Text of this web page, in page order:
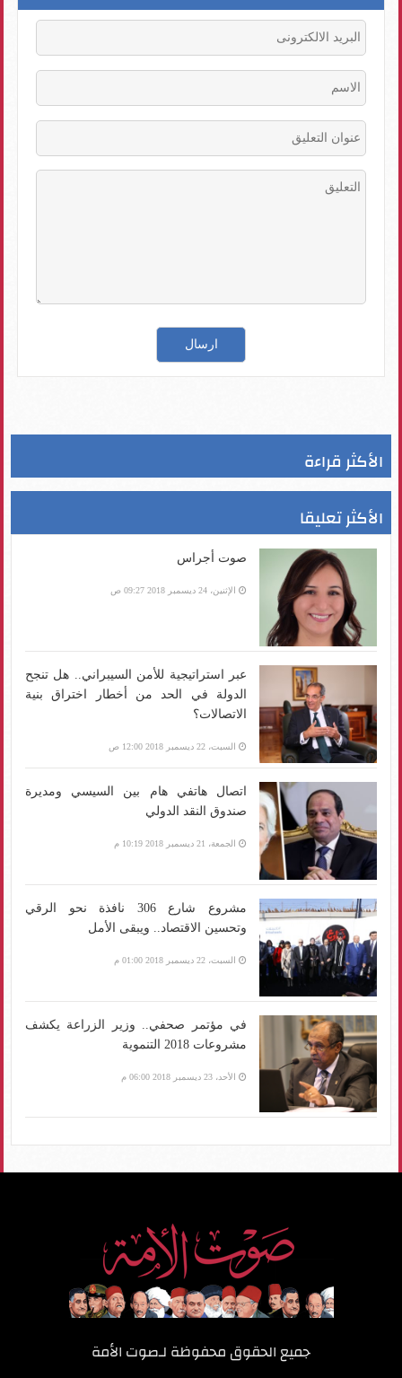
الأكثر قراءة
الأكثر تعليقا
صوت أجراس
الإثنين، 24 ديسمبر 2018 09:27 ص
عبر استراتيجية للأمن السيبراني.. هل تنجح
الدولة في الحد من أخطار اختراق بنية
الاتصالات؟
السبت، 22 ديسمبر 2018 12:00 ص
اتصال هاتفي هام بين السيسي ومديرة
صندوق النقد الدولي
الجمعة، 21 ديسمبر 2018 10:19 م
مشروع شارع 306 نافذة نحو الرقي
وتحسين الاقتصاد.. ويبقى الأمل
السبت، 22 ديسمبر 2018 01:00 م
في مؤتمر صحفي.. وزير الزراعة يكشف
مشروعات 2018 التنموية
الأحد، 23 ديسمبر 2018 06:00 م
جميع الحقوق محفوظة لـصوت الأمة